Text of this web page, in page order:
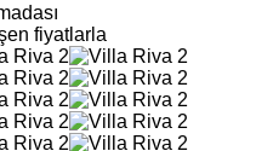
fiyatlarla